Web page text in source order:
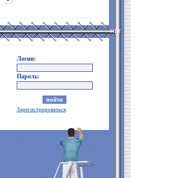
Логин:
Пароль:
Зарегистрироваться